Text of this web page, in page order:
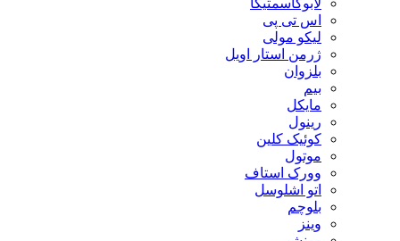
اس تی پی
لیکو مولی
ژرمن استار اویل
بلزوان
بیم
مایکل
رینول
کوئیک کلین
موتول
وورک استاف
اتو اشلوسل
بلوچم
وینز